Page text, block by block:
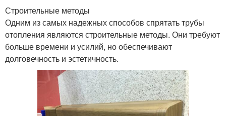
Строительные методы
Одним из самых надежных способов спрятать трубы
отопления являются строительные методы. Они требуют
больше времени и усилий, но обеспечивают
долговечность и эстетичность.